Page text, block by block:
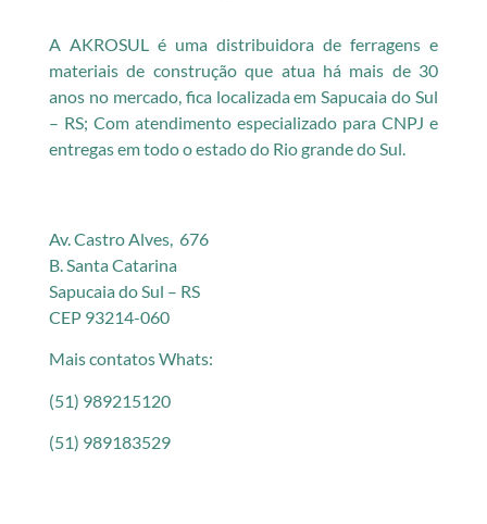
A AKROSUL é uma distribuidora de ferragens e
materiais de construção que atua há mais de 30
anos no mercado, fica localizada em Sapucaia do Sul
– RS; Com atendimento especializado para CNPJ e
entregas em todo o estado do Rio grande do Sul.
Av. Castro Alves, 676
B. Santa Catarina
Sapucaia do Sul – RS
CEP 93214-060
Mais contatos Whats:
(51) 989215120
(51) 989183529